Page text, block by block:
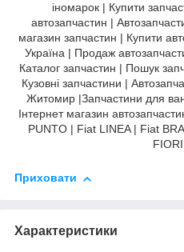
іномарок | Купити
автозапчастин |
магазин запчастин | Купити
Україна | Продаж
Каталог запчастин | Пошук
Кузовні запчастини |
Житомир |Запчастини для
Інтернет магазин
PUNTO | Fiat LINEA | Fiat
Приховати
Характеристики